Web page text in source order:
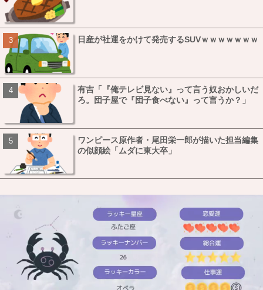
日産が社運をかけて発売するSUVｗｗｗｗｗｗｗ
有吉「『俺テレビ見ない』って言う奴おかしいだ
ろ。団子屋で『団子食べない』って言うか？」
ワンピース原作者・尾田栄一郎が描いた担当編集
の似顔絵「ムダに東大卒」